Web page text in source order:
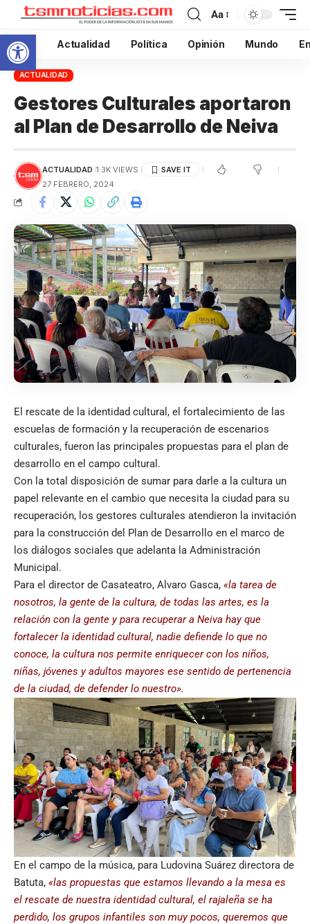
Abrir barra de herramientas
Aa
Inicio Actualidad Política Opinión Mundo
ACTUALIDAD
Gestores Culturales aportaron
al Plan de Desarrollo de Neiva
ACTUALIDAD 1.3K VIEWS
27 FEBRERO, 2024
El rescate de la identidad cultural, el fortalecimiento de las
escuelas de formación y la recuperación de escenarios
culturales, fueron las principales propuestas para el plan de
desarrollo en el campo cultural.
Con la total disposición de sumar para darle a la cultura un
papel relevante en el cambio que necesita la ciudad para su
recuperación, los gestores culturales atendieron la invitación
para la construcción del Plan de Desarrollo en el marco de
los diálogos sociales que adelanta la Administración
Municipal.
Para el director de Casateatro, Alvaro Gasca, «la tarea de
nosotros, la gente de la cultura, de todas las artes, es la
relación con la gente y para recuperar a Neiva hay que
fortalecer la identidad cultural, nadie defiende lo que no
conoce, la cultura nos permite enriquecer con los niños,
niñas, jóvenes y adultos mayores ese sentido de pertenencia
de la ciudad, de defender lo nuestro».
En el campo de la música, para Ludovina Suárez directora de
Batuta, «las propuestas que estamos llevando a la mesa es
el rescate de nuestra identidad cultural, el rajaleña se ha
perdido, los grupos infantiles son muy pocos, queremos que